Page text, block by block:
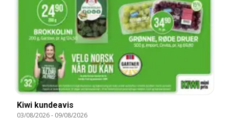
Kiwi kundeavis
03/08/2026- 09/08/2026